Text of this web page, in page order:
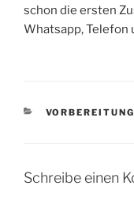
schon die ersten
Whatsapp, Telefon
KATEGORIEN
Schreibe einen